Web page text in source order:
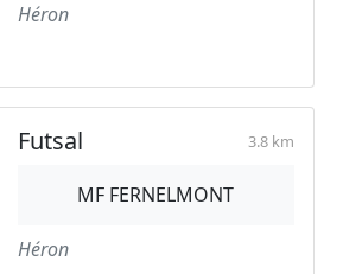
Héron
Futsal 3.8 km
MF FERNELMONT
Héron